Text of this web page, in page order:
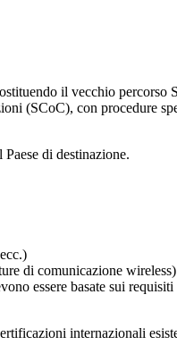
il vecchio percorso
(SCoC), con procedure
di destinazione.
di comunicazione wireless)
essere basate sui
internazionali